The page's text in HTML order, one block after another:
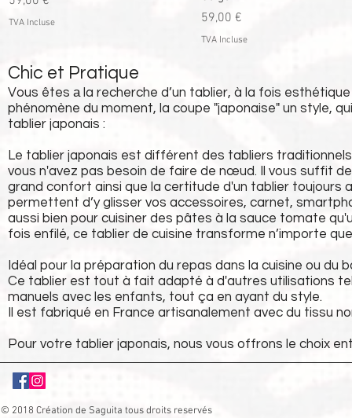
TVA Incluse
Prix
59,00 €
TVA Incluse
Chic et Pratique
Vous êtes а la recherche d’un tablier, à la fois
phénomène du moment, la coupe "japonaise" un style,
tablier japonais :
Le tablier japonais est différent des tabliers
vous n'avez pas besoin de faire de nœud. Il vous suffit
grand confort ainsi que la certitude d'un tablier toujours
permettent d’y glisser vos accessoires, carnet,
aussi bien pour cuisiner des pâtes à la sauce tomate
fois enfilé, ce tablier de cuisine transforme n’importe
Idéal pour la préparation du repas dans la cuisine ou du
Ce tablier est tout à fait adapté à d'autres utilisations
manuels avec les enfants, tout ça en ayant du style.
Il est fabriqué en France artisanalement avec du tissu
Pour votre tablier japonais, nous vous offrons le choix
© 2018 Création de Saguita tous droits reservés